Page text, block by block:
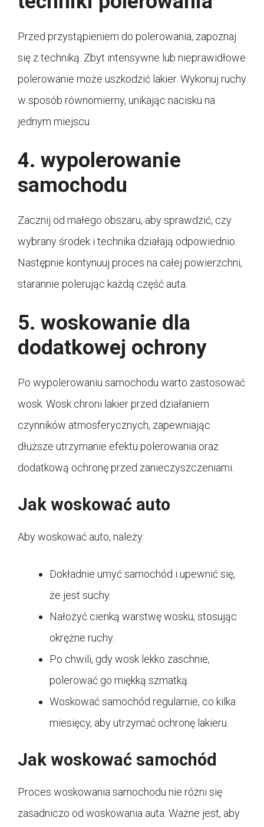
Przed przystąpieniem do polerowania, zapoznaj
się z techniką. Zbyt intensywne lub nieprawidłowe
polerowanie może uszkodzić lakier. Wykonuj ruchy
w sposób równomierny, unikając nacisku na
jednym miejscu.
4. wypolerowanie
samochodu
Zacznij od małego obszaru, aby sprawdzić, czy
wybrany środek i technika działają odpowiednio.
Następnie kontynuuj proces na całej powierzchni,
starannie polerując każdą część auta.
5. woskowanie dla
dodatkowej ochrony
Po wypolerowaniu samochodu warto zastosować
wosk. Wosk chroni lakier przed działaniem
czynników atmosferycznych, zapewniając
dłuższe utrzymanie efektu polerowania oraz
dodatkową ochronę przed zanieczyszczeniami.
Jak woskować auto
Aby woskować auto, należy:
Dokładnie umyć samochód i upewnić się,
że jest suchy.
Nałożyć cienką warstwę wosku, stosując
okrężne ruchy.
Po chwili, gdy wosk lekko zaschnie,
polerować go miękką szmatką.
Woskować samochód regularnie, co kilka
miesięcy, aby utrzymać ochronę lakieru.
Jak woskować samochód
Proces woskowania samochodu nie różni się
zasadniczo od woskowania auta. Ważne jest, aby